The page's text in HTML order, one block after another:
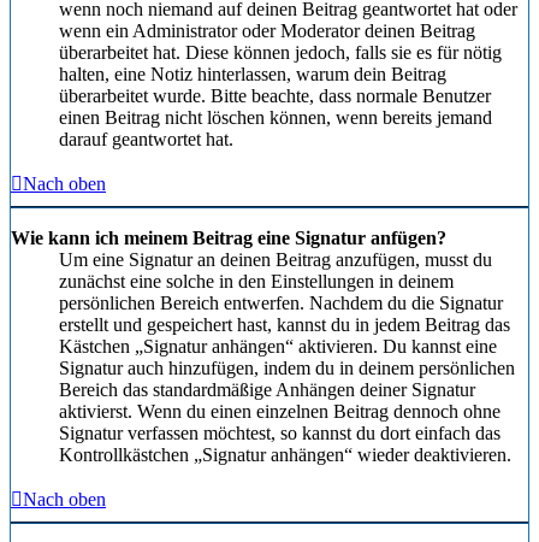
wenn noch niemand auf deinen Beitrag geantwortet hat oder
wenn ein Administrator oder Moderator deinen Beitrag
überarbeitet hat. Diese können jedoch, falls sie es für nötig
halten, eine Notiz hinterlassen, warum dein Beitrag
überarbeitet wurde. Bitte beachte, dass normale Benutzer
einen Beitrag nicht löschen können, wenn bereits jemand
darauf geantwortet hat.
Nach oben
Wie kann ich meinem Beitrag eine Signatur anfügen?
Um eine Signatur an deinen Beitrag anzufügen, musst du
zunächst eine solche in den Einstellungen in deinem
persönlichen Bereich entwerfen. Nachdem du die Signatur
erstellt und gespeichert hast, kannst du in jedem Beitrag das
Kästchen „Signatur anhängen“ aktivieren. Du kannst eine
Signatur auch hinzufügen, indem du in deinem persönlichen
Bereich das standardmäßige Anhängen deiner Signatur
aktivierst. Wenn du einen einzelnen Beitrag dennoch ohne
Signatur verfassen möchtest, so kannst du dort einfach das
Kontrollkästchen „Signatur anhängen“ wieder deaktivieren.
Nach oben